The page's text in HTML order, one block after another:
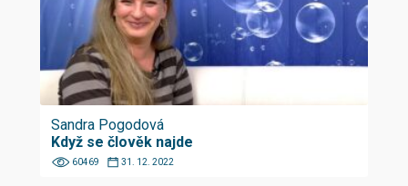
Sandra Pogodová
Když se člověk najde
60469 31. 12. 2022